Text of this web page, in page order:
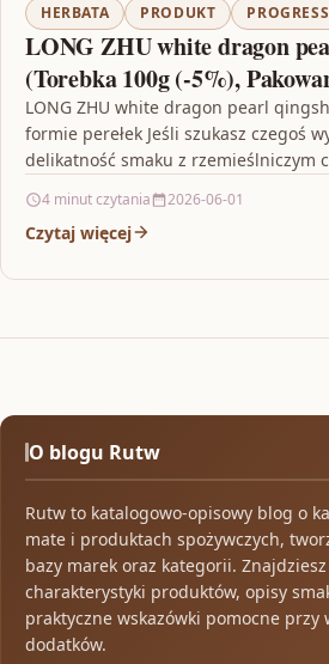
HERBATA PRODUKT
LONG ZHU white dragon
(Torebka 100g (-5%),
LONG ZHU white dragon pearl
formie perełek Jeśli szukasz czegoś
delikatność smaku z rzemieślniczym
4 minut czytania 2026-06-01
Czytaj więcej
O blogu Rutw
Rutw to katalogowo-opisowy blog o
mate i produktach spożywczych,
bazy marek oraz kategorii.
charakterystyki produktów, opisy
praktyczne wskazówki pomocne przy
dodatków.